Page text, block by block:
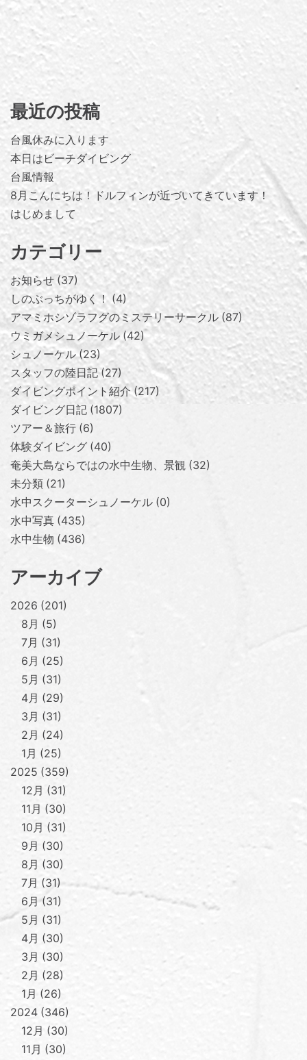
最近の投稿
台風休みに入ります
本日はビーチダイビング
台風情報
8月こんにちは！ドルフィンが近づいてきています！
はじめまして
カテゴリー
お知らせ 37
しのぶっちがゆく！ 4
アマミホシゾラフグのミステリーサークル 87
ウミガメシュノーケル 42
シュノーケル 23
スタッフの陸日記 27
ダイビングポイント紹介 217
ダイビング日記 1807
ツアー＆旅行 6
体験ダイビング 40
奄美大島ならではの水中生物、景観 32
未分類 21
水中スクーターシュノーケル 0
水中写真 435
水中生物 436
アーカイブ
2026 201
8月
5
7月
31
6月
25
5月
31
4月
29
3月
31
2月
24
1月
25
2025 359
12月
31
11月
30
10月
31
9月
30
8月
30
7月
31
6月
31
5月
31
4月
30
3月
30
2月
28
1月
26
2024 346
12月
30
11月
30